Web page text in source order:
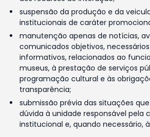
suspensão da produção e da
institucionais de caráter
manutenção apenas de notícias,
comunicados objetivos,
informativos, relacionados ao
museus, à prestação de serviços
programação cultural e às
transparência;
submissão prévia das situações
dúvida à unidade responsável pela
institucional e, quando necessário,